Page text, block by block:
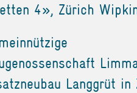
4», Zürich
Langgrüt in